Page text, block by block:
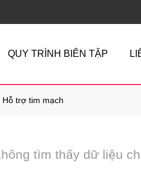
QUY TRÌNH BIÊN TẬP
Hỗ trợ tim mạch
tìm thấy dữ liệu